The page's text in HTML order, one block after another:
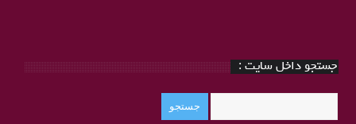
جستجو داخل سایت :